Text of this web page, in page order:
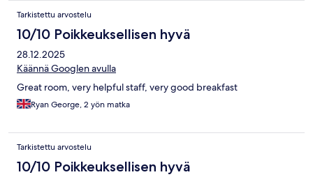
Tarkistettu arvostelu
10/10 Poikkeuksellisen hyvä
28.12.2025
Käännä Googlen avulla
Great room, very helpful staff, very good breakfast
Ryan George, 2 yön matka
Tarkistettu arvostelu
10/10 Poikkeuksellisen hyvä